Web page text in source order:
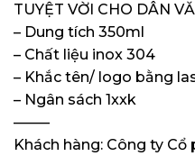
TUYỆT VỜI CHO DÂN
– Dung tích 350ml
– Chất liệu inox 304
– Khắc tên/ logo bằng
– Ngân sách 1xxk
——–
Khách hàng: Công ty